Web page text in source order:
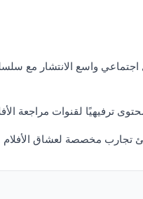
واسع الانتشار مع